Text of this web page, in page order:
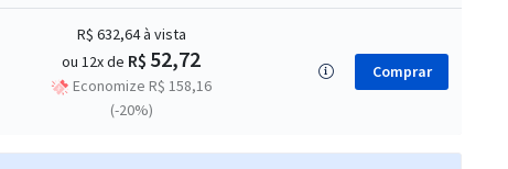
R$ 632,64à vista
ou 12x de R$ 52,72
Economize R$ 158,16
(-20%)
Comprar